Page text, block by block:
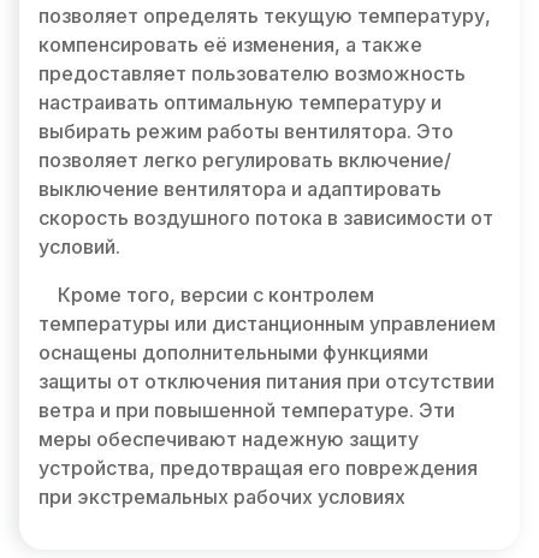
позволяет определять текущую температуру,
компенсировать её изменения, а также
предоставляет пользователю возможность
настраивать оптимальную температуру и
выбирать режим работы вентилятора. Это
позволяет легко регулировать включение/
выключение вентилятора и адаптировать
скорость воздушного потока в зависимости от
условий.
Кроме того, версии с контролем
температуры или дистанционным управлением
оснащены дополнительными функциями
защиты от отключения питания при отсутствии
ветра и при повышенной температуре. Эти
меры обеспечивают надежную защиту
устройства, предотвращая его повреждения
при экстремальных рабочих условиях